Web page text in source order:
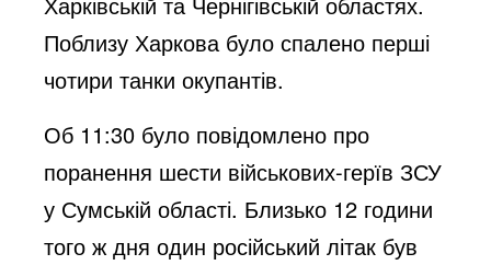
Поблизу Харкова було спалено перші
чотири танки окупантів.
Об 11:30 було повідомлено про
поранення шести військових-герїв ЗСУ
у Сумській області. Близько 12 години
того ж дня один російський літак був